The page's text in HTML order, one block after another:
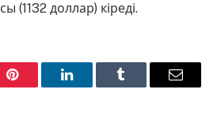
(1132 доллар) кіреді.
Pinterest LinkedInTumblr Email